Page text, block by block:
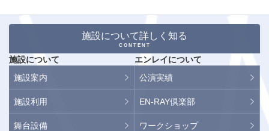
施設について詳しく知る
CONTENT
施設について
施設案内
施設利用
舞台設備
エンレイについて
公演実績
EN-RAY倶楽部
ワークショップ